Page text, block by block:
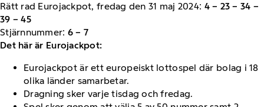
Rätt rad Eurojackpot, fredag den 31 maj 2024: 4 – 23 – 34 –
39 – 45
Stjärnnummer: 6 – 7
Det här är Eurojackpot:
Eurojackpot är ett europeiskt lottospel där bolag i 18
olika länder samarbetar.
Dragning sker varje tisdag och fredag.